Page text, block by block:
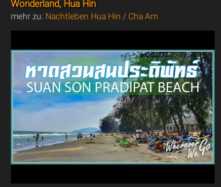
Wonderland, Hua Hin
mehr zu: Nachtleben Hua Hin / Cha Am